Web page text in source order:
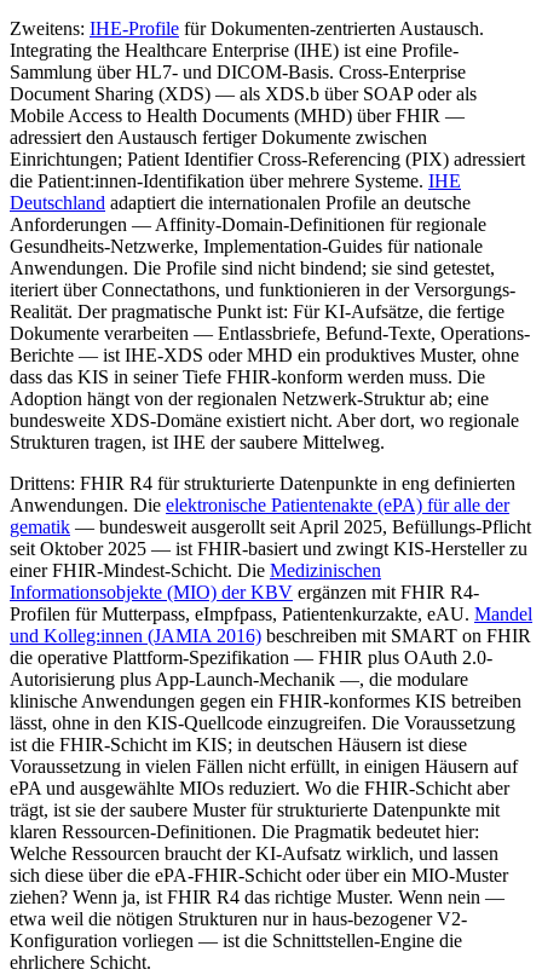
Zweitens: IHE-Profile für Dokumenten-zentrierten Austausch.
Integrating the Healthcare Enterprise (IHE) ist eine Profile-
Sammlung über HL7- und DICOM-Basis. Cross-Enterprise
Document Sharing (XDS) — als XDS.b über SOAP oder als
Mobile Access to Health Documents (MHD) über FHIR —
adressiert den Austausch fertiger Dokumente zwischen
Einrichtungen; Patient Identifier Cross-Referencing (PIX) adressiert
die Patient:innen-Identifikation über mehrere Systeme. IHE
Deutschland adaptiert die internationalen Profile an deutsche
Anforderungen — Affinity-Domain-Definitionen für regionale
Gesundheits-Netzwerke, Implementation-Guides für nationale
Anwendungen. Die Profile sind nicht bindend; sie sind getestet,
iteriert über Connectathons, und funktionieren in der Versorgungs-
Realität. Der pragmatische Punkt ist: Für KI-Aufsätze, die fertige
Dokumente verarbeiten — Entlassbriefe, Befund-Texte, Operations-
Berichte — ist IHE-XDS oder MHD ein produktives Muster, ohne
dass das KIS in seiner Tiefe FHIR-konform werden muss. Die
Adoption hängt von der regionalen Netzwerk-Struktur ab; eine
bundesweite XDS-Domäne existiert nicht. Aber dort, wo regionale
Strukturen tragen, ist IHE der saubere Mittelweg.
Drittens: FHIR R4 für strukturierte Datenpunkte in eng definierten
Anwendungen. Die elektronische Patientenakte (ePA) für alle der
gematik — bundesweit ausgerollt seit April 2025, Befüllungs-Pflicht
seit Oktober 2025 — ist FHIR-basiert und zwingt KIS-Hersteller zu
einer FHIR-Mindest-Schicht. Die Medizinischen
Informationsobjekte (MIO) der KBV ergänzen mit FHIR R4-
Profilen für Mutterpass, eImpfpass, Patientenkurzakte, eAU. Mandel
und Kolleg:innen (JAMIA 2016) beschreiben mit SMART on FHIR
die operative Plattform-Spezifikation — FHIR plus OAuth 2.0-
Autorisierung plus App-Launch-Mechanik —, die modulare
klinische Anwendungen gegen ein FHIR-konformes KIS betreiben
lässt, ohne in den KIS-Quellcode einzugreifen. Die Voraussetzung
ist die FHIR-Schicht im KIS; in deutschen Häusern ist diese
Voraussetzung in vielen Fällen nicht erfüllt, in einigen Häusern auf
ePA und ausgewählte MIOs reduziert. Wo die FHIR-Schicht aber
trägt, ist sie der saubere Muster für strukturierte Datenpunkte mit
klaren Ressourcen-Definitionen. Die Pragmatik bedeutet hier:
Welche Ressourcen braucht der KI-Aufsatz wirklich, und lassen
sich diese über die ePA-FHIR-Schicht oder über ein MIO-Muster
ziehen? Wenn ja, ist FHIR R4 das richtige Muster. Wenn nein —
etwa weil die nötigen Strukturen nur in haus-bezogener V2-
Konfiguration vorliegen — ist die Schnittstellen-Engine die
ehrlichere Schicht.